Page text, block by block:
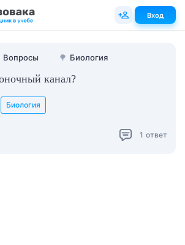
Вопросы 🌳 Биология
канал?
Биология
1 ответ
Вход